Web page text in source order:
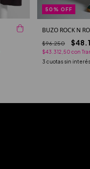
50 % OFF
BUZO ROCK N
$96.250
$43.312,50 con
3 cuotas sin